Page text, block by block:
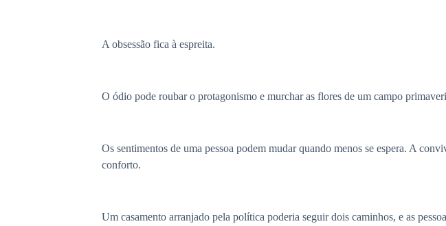
A obsessão fica à espreita.
O ódio pode roubar o protagonismo e murchar as flores de um campo
Os sentimentos de uma pessoa podem mudar quando menos se espera. A
conforto.
Um casamento arranjado pela política poderia seguir dois caminhos, e as